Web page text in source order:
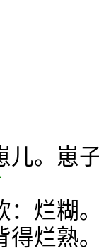
儿。崽
烂糊
得烂熟